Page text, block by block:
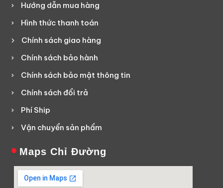
Hướng dẫn mua hàng
Hình thức thanh toán
Chính sách giao hàng
Chính sách bảo hành
Chính sách bảo mật thông tin
Chính sách đổi trả
Phí Ship
Vận chuyển sản phẩm
Maps Chỉ Đường